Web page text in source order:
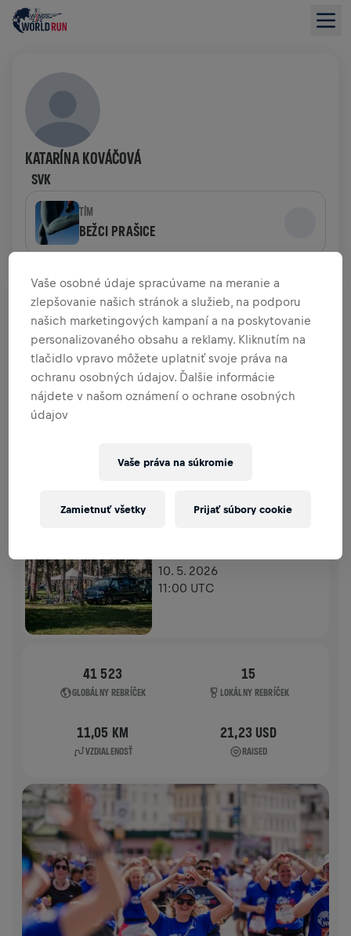
KATARÍNA KOVÁČOVÁ
SVK
TÍM
BEŽCI PRAŠICE
PREHĽAD FUNDRAISINGU
0,00 USD VYZBIERANÉ Z 0,00 USD CIEĽA
PRÍSPEVKY PRISPIEŤ
Prispej k zmene! 100 % z tvojho príspevku putuje
priamo na výskum poranení miechy.
10. 5. 2026
11:00 UTC
41 523
GLOBÁLNY REBRÍČEK
15
LOKÁLNY REBRÍČEK
11,05 KM
VZDIALENOSŤ
21,23 USD
RAISED
Vaše osobné údaje spracúvame na meranie a
zlepšovanie našich stránok a služieb, na podporu
našich marketingových kampaní a na poskytovanie
personalizovaného obsahu a reklamy. Kliknutím na
tlačidlo vpravo môžete uplatniť svoje práva na
ochranu osobných údajov. Ďalšie informácie
nájdete v našom oznámení o ochrane osobných
údajov
Vaše práva na súkromie
Zamietnuť všetky Prijať súbory cookie